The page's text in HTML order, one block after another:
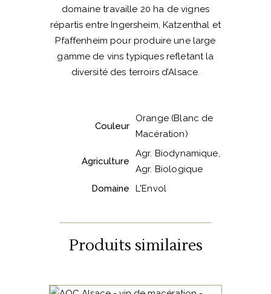
domaine travaille 20 ha de vignes
répartis entre Ingersheim, Katzenthal et
Pfaffenheim pour produire une large
gamme de vins typiques refletant la
diversité des terroirs d’Alsace.
Couleur
Orange (Blanc de
Macération)
Agriculture
Agr. Biodynamique,
Agr. Biologique
Domaine
L'Envol
Produits similaires